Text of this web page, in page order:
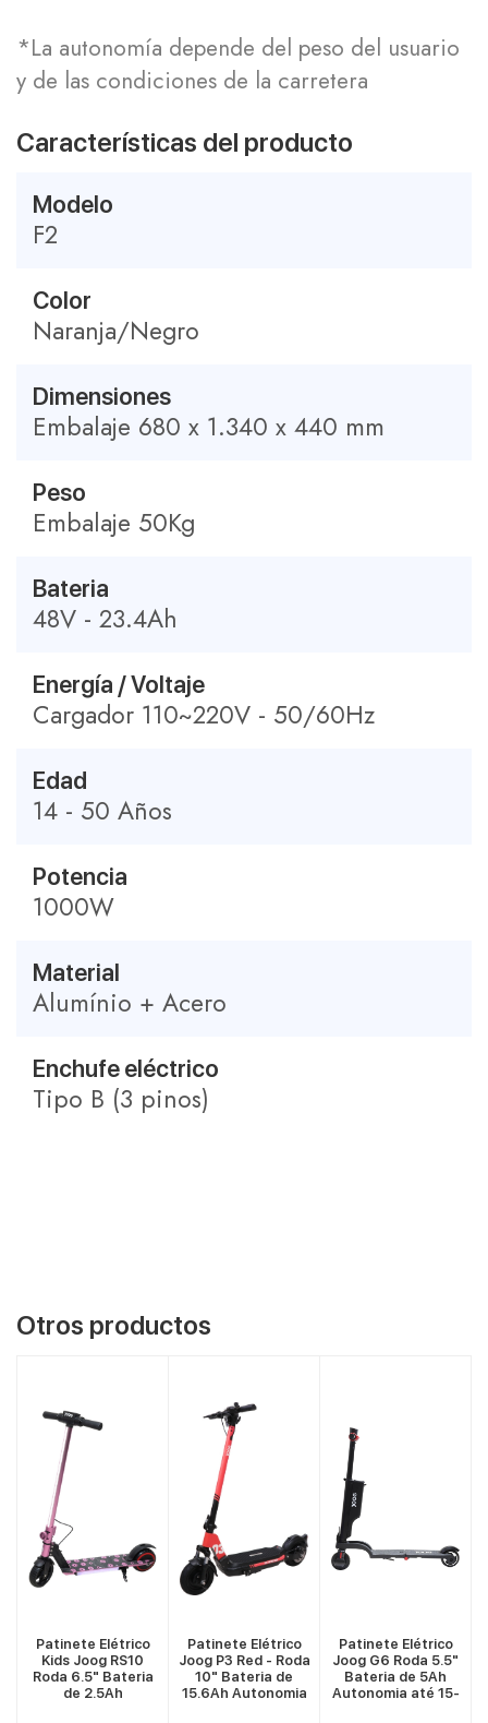
*La autonomía depende del peso del usuario
y de las condiciones de la carretera
Características del producto
Modelo
F2
Color
Naranja/Negro
Dimensiones
Embalaje 680 x 1.340 x 440 mm
Peso
Embalaje 50Kg
Bateria
48V - 23.4Ah
Energía / Voltaje
Cargador 110~220V - 50/60Hz
Edad
14 - 50 Años
Potencia
1000W
Material
Alumínio + Acero
Enchufe eléctrico
Tipo B (3 pinos)
Otros productos
Patinete Elétrico
Kids Joog RS10
Roda 6.5" Bateria
de 2.5Ah
VER MÁS
Patinete Elétrico
Joog P3 Red - Roda
10" Bateria de
15.6Ah Autonomia
Patinete Elétrico
Joog G6 Roda 5.5"
Bateria de 5Ah
Autonomia até 15-